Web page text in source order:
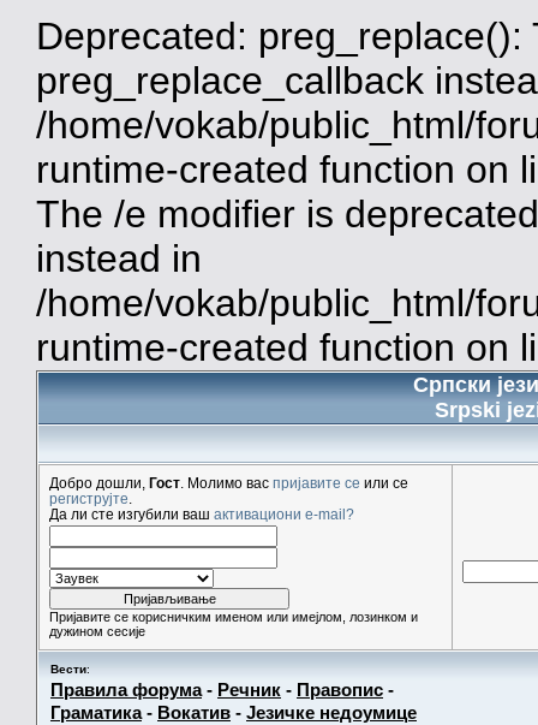
Deprecated:
preg_replace_callback
/home/vokab/public_html/
runtime-created function on
The /e modifier is
instead in
/home/vokab/public_html/
runtime-created function on
Српски
Srpski
Добро дошли, Гост . Молимо вас пријавите се или се
региструјте
Да ли сте изгубили ваш активациони e-mail?
Пријавите се корисничким именом или имејлом, лозинком и
дужином сесије
Вести:
Правила форума- Речник - Правопис -
Граматика- Вокатив - Језичке недоумице